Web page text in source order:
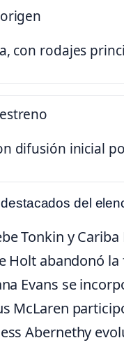
con rodajes
difusión inicial
del
Tonkin y
Holt abandonó
Evans se
McLaren
Abernethy